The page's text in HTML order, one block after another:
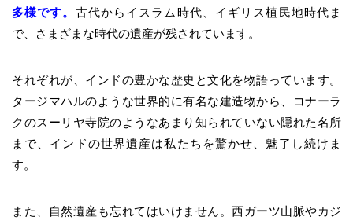
多様です。 古代からイスラム時代、イギリス植民地時代ま
で、さまざまな時代の遺産が残されています。
それぞれが、インドの豊かな歴史と文化を物語っています。
タージマハルのような世界的に有名な建造物から、コナーラ
クのスーリヤ寺院のようなあまり知られていない隠れた名所
まで、インドの世界遺産は私たちを驚かせ、魅了し続けま
す。
また、自然遺産も忘れてはいけません。西ガーツ山脈やカジ